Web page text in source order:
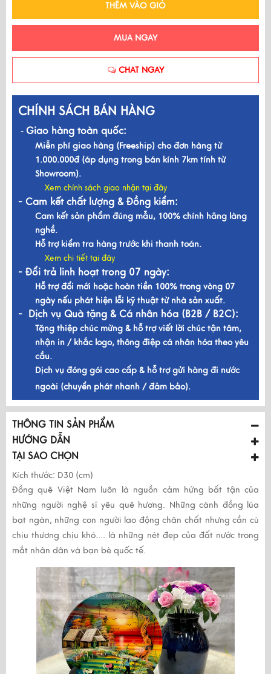
THÊM VÀO GIỎ
MUA NGAY
CHAT NGAY
CHÍNH SÁCH BÁN HÀNG
- Giao hàng toàn quốc:
Miễn phí giao hàng (Freeship) cho đơn hàng từ
1.000.000đ (áp dụng trong bán kính 7km tính từ
Showroom).
Xem chính sách giao nhận tại đây
- Cam kết chất lượng & Đồng kiểm:
Cam kết sản phẩm đúng mẫu, 100% chính hãng làng
nghề.
Hỗ trợ kiểm tra hàng trước khi thanh toán.
Xem chi tiết tại đây
- Đổi trả linh hoạt trong 07 ngày:
Hỗ trợ đổi mới hoặc hoàn tiền 100% trong vòng 07
ngày nếu phát hiện lỗi kỹ thuật từ nhà sản xuất.
- Dịch vụ Quà tặng & Cá nhân hóa (B2B / B2C):
Tặng thiệp chúc mừng & hỗ trợ viết lời chúc tận tâm,
nhận in / khắc logo, thông điệp cá nhân hóa theo yêu
cầu.
Dịch vụ đóng gói cao cấp & hỗ trợ gửi hàng đi nước
ngoài (chuyển phát nhanh / đảm bảo).
THÔNG TIN SẢN PHẨM
HƯỚNG DẪN
TẠI SAO CHỌN
Kích thước: D30 (cm)
Đồng quê Việt Nam luôn là nguồn cảm hứng bất tận của
những người nghệ sĩ yêu quê hương. Những cánh đồng lúa
bạt ngàn, những con người lao động chân chất nhưng cần cù
chịu thương chịu khó.... là những nét đẹp của đất nước trong
mắt nhân dân và bạn bè quốc tế.